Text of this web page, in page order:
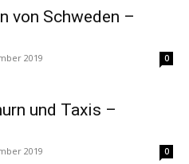
von Schweden –
2019 0
und Taxis –
2019 0